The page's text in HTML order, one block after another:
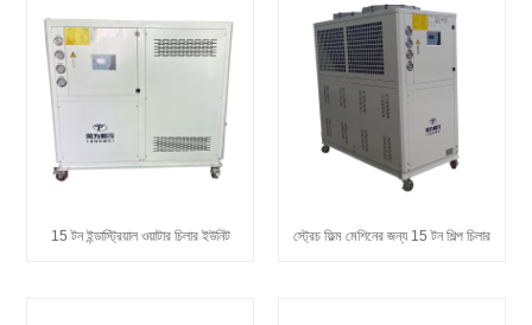
15 টন ইন্ডাস্ট্রিয়াল ওয়াটার চিলার ইউনিট স্ট্রেচ ফিল্ম মেশিনের জন্য 15 টন শিল্প চিলার